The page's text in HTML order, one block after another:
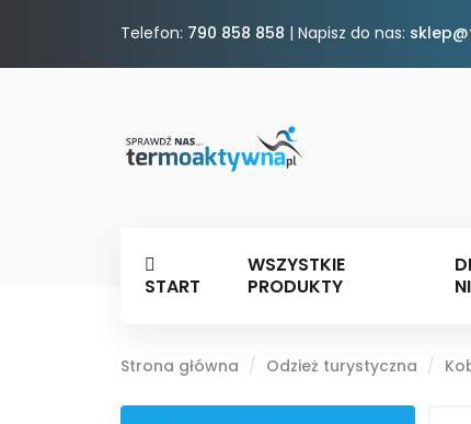
Telefon: 790 858 858 | Napisz do nas:
START
WSZYSTKIE
PRODUKTY
Strona główna Odzież turystyczna